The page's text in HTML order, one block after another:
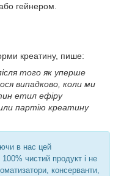
гейнером.
креатину, пише:
того як уперше
випадково, коли ми
етил ефіру
партію креатину
в нас цей
чистий продукт і не
консерванти,